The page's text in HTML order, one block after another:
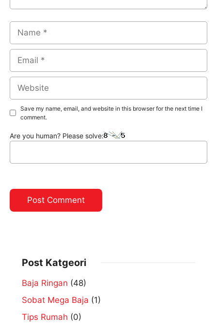
Name
Email
Website
Save my name, email, and website in this browser for the next time I
comment.
Are you human? Please solve:
Post Katgeori
Baja Ringan (48)
Sobat Mega Baja (1)
Tips Rumah (0)